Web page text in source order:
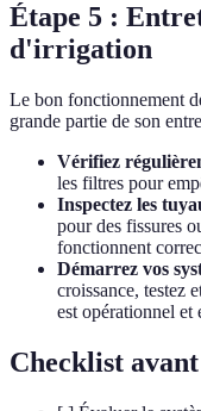
Étape 5 :
d'irrigation
Le bon fonctionnement
grande partie de son
Vérifiez
les filtres pour
Inspectez les
pour des fissures
fonctionnent
Démarrez vos
croissance, testez
est opérationnel et
Checklist